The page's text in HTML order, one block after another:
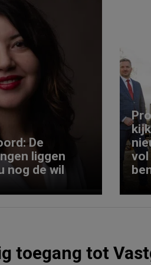
De
liggen
nog de wil
vol
toegang tot